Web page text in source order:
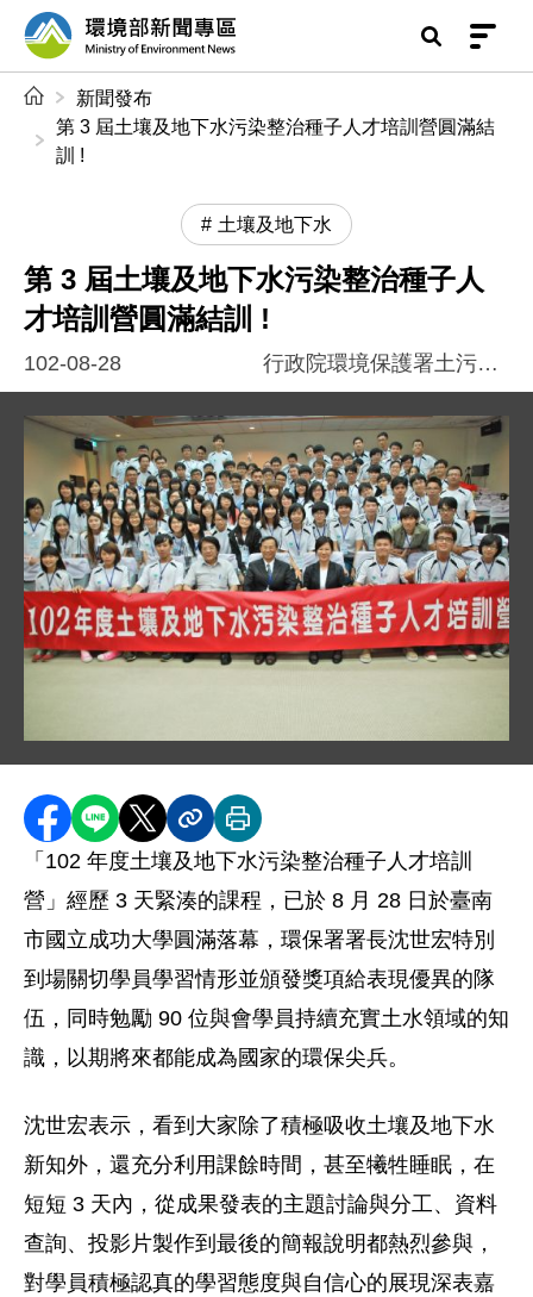
前往中央內容區塊
環境部新聞專區
新聞發布
第 3 屆土壤及地下水污染整治種子人才培訓營圓滿結
訓 !
土壤及地下水
第 3 屆土壤及地下水污染整治種子人
才培訓營圓滿結訓 !
102-08-28 行政院環境保護署土污基管會
分享至 Facebook
分享到 LINE
分享到 X分享內容連結
列印本頁
「102 年度土壤及地下水污染整治種子人才培訓
營」經歷 3 天緊湊的課程，已於 8 月 28 日於臺南
市國立成功大學圓滿落幕，環保署署長沈世宏特別
到場關切學員學習情形並頒發獎項給表現優異的隊
伍，同時勉勵 90 位與會學員持續充實土水領域的知
識，以期將來都能成為國家的環保尖兵。
沈世宏表示，看到大家除了積極吸收土壤及地下水
新知外，還充分利用課餘時間，甚至犧牲睡眠，在
短短 3 天內，從成果發表的主題討論與分工、資料
查詢、投影片製作到最後的簡報說明都熱烈參與，
對學員積極認真的學習態度與自信心的展現深表嘉